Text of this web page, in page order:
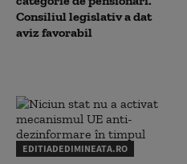
Consiliul legislativ a dat
aviz favorabil
EDITIADEDIMINEATA.RO